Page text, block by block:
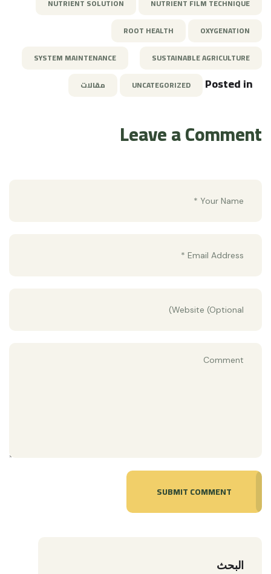
NUTRIENT FILM TECHNIQUE
NUTRIENT SOLUTION
OXYGENATION
ROOT HEALTH
SUSTAINABLE AGRICULTURE
SYSTEM MAINTENANCE
Posted in
UNCATEGORIZED مقالات
Leave a Comment
SUBMIT COMMENT
البحث